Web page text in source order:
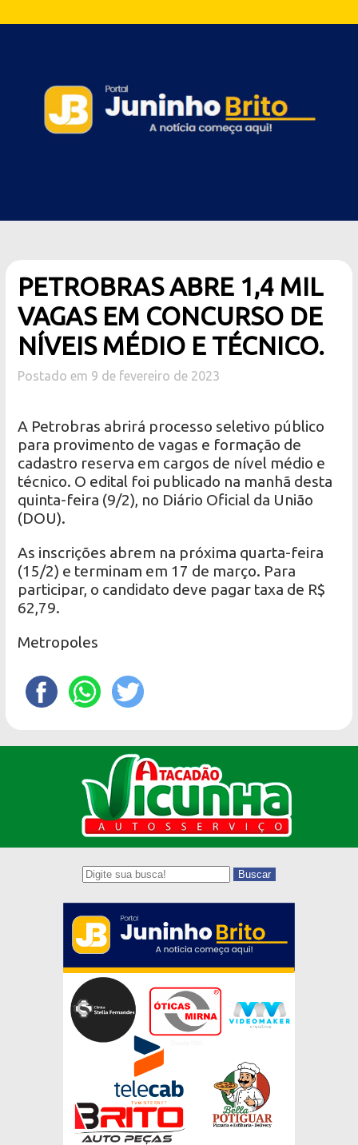
PETROBRAS ABRE 1,4 MIL
VAGAS EM CONCURSO DE
NÍVEIS MÉDIO E TÉCNICO.
Postado em 9 de fevereiro de 2023
A Petrobras abrirá processo seletivo público
para provimento de vagas e formação de
cadastro reserva em cargos de nível médio e
técnico. O edital foi publicado na manhã desta
quinta-feira (9/2), no Diário Oficial da União
(DOU).
As inscrições abrem na próxima quarta-feira
(15/2) e terminam em 17 de março. Para
participar, o candidato deve pagar taxa de R$
62,79.
Metropoles
Buscar